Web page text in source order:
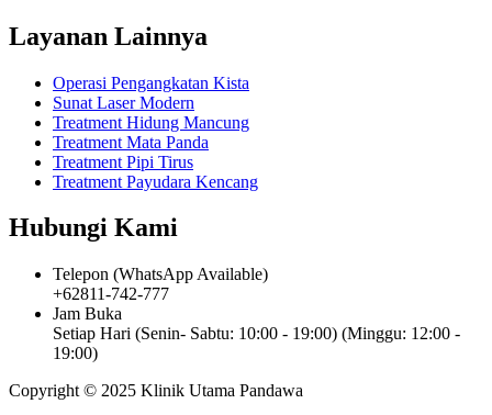
Layanan Lainnya
Operasi Pengangkatan Kista
Sunat Laser Modern
Treatment Hidung Mancung
Treatment Mata Panda
Treatment Pipi Tirus
Treatment Payudara Kencang
Hubungi Kami
Telepon (WhatsApp Available)
+62811-742-777
Jam Buka
Setiap Hari (Senin- Sabtu: 10:00 - 19:00) (Minggu: 12:00 -
19:00)
Copyright © 2025 Klinik Utama Pandawa